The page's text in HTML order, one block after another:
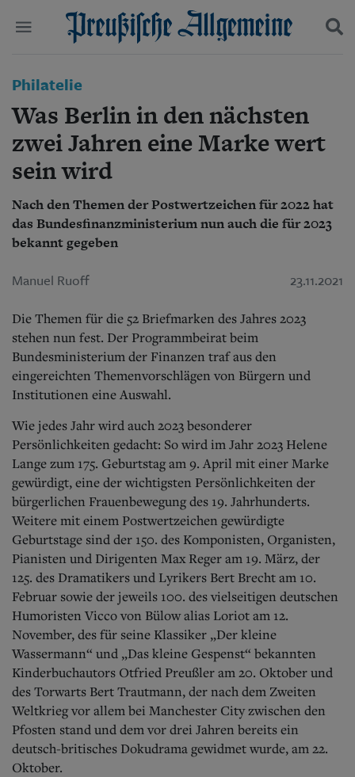
Start
Wer wir sind
Aktuelle Ausgabe
Abonnenten-Login
Abonnent werden
Archiv
Mediadaten
Wirtschaft
Panorama
Gesellschaft
Ostpreußen
Pommern
Kontakt
Impressum
Datenschutz
Suchen und finden
Philatelie
Was Berlin in den nächsten
zwei Jahren eine Marke wert
sein wird
Nach den Themen der Postwertzeichen für 2022 hat
das Bundesfinanzministerium nun auch die für 2023
bekannt gegeben
Manuel Ruoff 23.11.2021
Die Themen für die 52 Briefmarken des Jahres 2023
stehen nun fest. Der Programmbeirat beim
Bundesministerium der Finanzen traf aus den
eingereichten Themenvorschlägen von Bürgern und
Institutionen eine Auswahl.
Wie jedes Jahr wird auch 2023 besonderer
Persönlichkeiten gedacht: So wird im Jahr 2023 Helene
Lange zum 175. Geburtstag am 9. April mit einer Marke
gewürdigt, eine der wichtigsten Persönlichkeiten der
bürgerlichen Frauenbewegung des 19. Jahrhunderts.
Weitere mit einem Postwertzeichen gewürdigte
Geburtstage sind der 150. des Komponisten, Organisten,
Pianisten und Dirigenten Max Reger am 19. März, der
125. des Dramatikers und Lyrikers Bert Brecht am 10.
Februar sowie der jeweils 100. des vielseitigen deutschen
Humoristen Vicco von Bülow alias Loriot am 12.
November, des für seine Klassiker „Der kleine
Wassermann“ und „Das kleine Gespenst“ bekannten
Kinderbuchautors Otfried Preußler am 20. Oktober und
des Torwarts Bert Trautmann, der nach dem Zweiten
Weltkrieg vor allem bei Manchester City zwischen den
Pfosten stand und dem vor drei Jahren bereits ein
deutsch-britisches Dokudrama gewidmet wurde, am 22.
Oktober.